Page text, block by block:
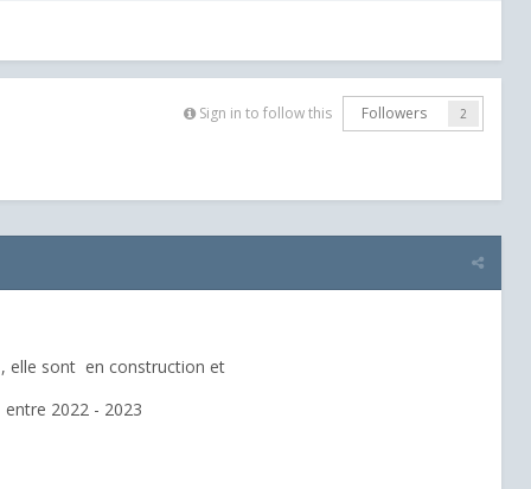
Sign in to follow this Followers 2
elle sont en construction et
2022 - 2023